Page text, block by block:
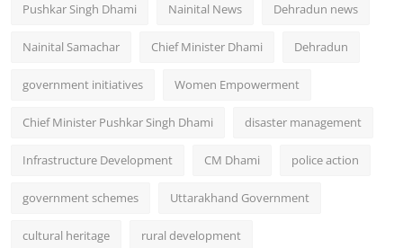
Pushkar Singh Dhami Nainital News Dehradun news
Nainital Samachar Chief Minister Dhami Dehradun
government initiatives Women Empowerment
Chief Minister Pushkar Singh Dhami disaster management
Infrastructure Development CM Dhami police action
government schemes Uttarakhand Government
cultural heritage rural development